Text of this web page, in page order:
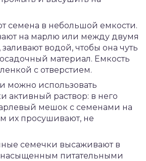
семена в небольшой емкости.
на марлю или между двумя
водой, чтобы она чуть
материал. Емкость
с отверстием.
можно использовать
активный раствор: в него
мешок с семенами на
их просушивают, не
семечки высаживают в
насыщенным питательными